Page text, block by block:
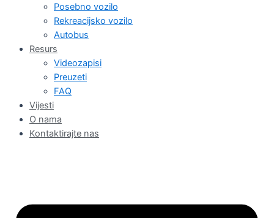
Posebno vozilo
Rekreacijsko vozilo
Autobus
Resurs
Videozapisi
Preuzeti
FAQ
Vijesti
O nama
Kontaktirajte nas